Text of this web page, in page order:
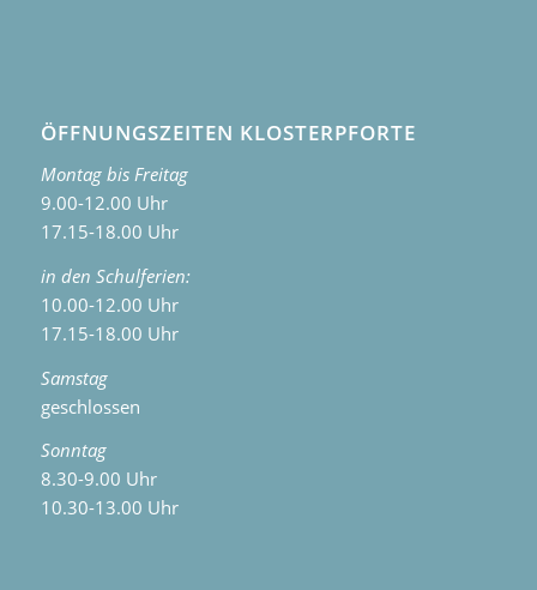
ÖFFNUNGSZEITEN KLOSTERPFORTE
Montag bis Freitag
9.00-12.00 Uhr
17.15-18.00 Uhr
in den Schulferien:
10.00-12.00 Uhr
17.15-18.00 Uhr
Samstag
geschlossen
Sonntag
8.30-9.00 Uhr
10.30-13.00 Uhr